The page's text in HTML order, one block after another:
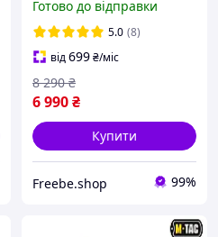
демісезонні
Готово до відправки
5.0 (8)
від699₴/міс
6 990₴
8 290 ₴
Купити
Freebe.shop 99%